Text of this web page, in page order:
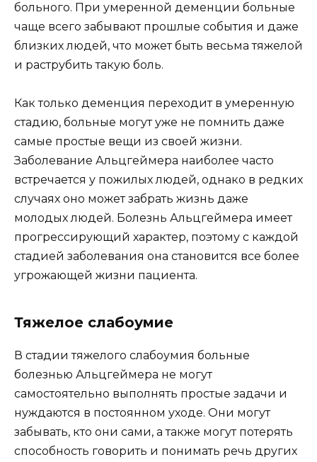
больного. При умеренной деменции больные
чаще всего забывают прошлые события и даже
близких людей, что может быть весьма тяжелой
и раструбить такую боль.
Как только деменция переходит в умеренную
стадию, больные могут уже не помнить даже
самые простые вещи из своей жизни.
Заболевание Альцгеймера наиболее часто
встречается у пожилых людей, однако в редких
случаях оно может забрать жизнь даже
молодых людей. Болезнь Альцгеймера имеет
прогрессирующий характер, поэтому с каждой
стадией заболевания она становится все более
угрожающей жизни пациента.
Тяжелое слабоумие
В стадии тяжелого слабоумия больные
болезнью Альцгеймера не могут
самостоятельно выполнять простые задачи и
нуждаются в постоянном уходе. Они могут
забывать, кто они сами, а также могут потерять
способность говорить и понимать речь других